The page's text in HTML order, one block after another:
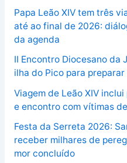
Papa Leão XIV tem três
até ao final de 2026:
da agenda
II Encontro Diocesano da
ilha do Pico para
Viagem de Leão XIV
e encontro com vítimas
Festa da Serreta 2026:
receber milhares de
mor concluído